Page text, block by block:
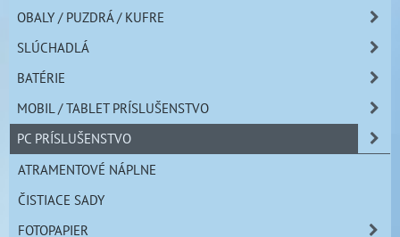
OBALY / PUZDRÁ / KUFRE
SLÚCHADLÁ
BATÉRIE
MOBIL / TABLET PRÍSLUŠENSTVO
PC PRÍSLUŠENSTVO
ATRAMENTOVÉ NÁPLNE
ČISTIACE SADY
FOTOPAPIER